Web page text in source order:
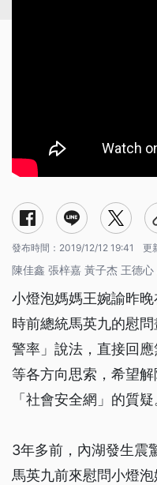
發布時間： 2019/12/12 19:41 更
陳佳鑫 張梓嘉 黃子杰 王德
小燈泡媽媽王婉諭昨
時前總統馬英九的慰
警率」說法，直接回
等各方向思索，希望
「社會安全網」的質疑
3年多前，內湖發生震
馬英九前來慰問小燈